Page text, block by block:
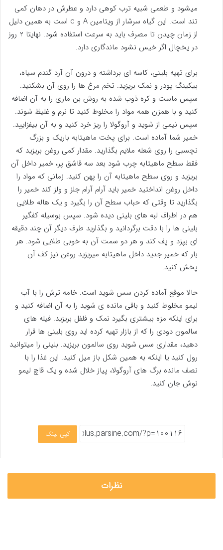
میشود و طعمی شبیه ترب کوهی دارد و عطرش در دهان کمی
تند است. این گیاه سرشار از ویتامین A و c است به همین دلیل
از زمان چیدن تا مصرف باید به سرعت استفاده شود. نهایتا 2 روز
در یخچال اگر خیس نشود ماندگاری دارد.
برای تهیه بلینی، کاسه ای برداشته و درون آن آرد گندم سیاه،
بیکینگ پودر و نمک بریزید. تخم مرغ ها را روی آن بشکنید.
سپس ماست و کره ذوب شده به روش بن ماری را به آن اضافه
کنید و با همزن همه مواد را مخلوط کنید تا نرم و غلیظ شوند.
سپس نیمی از شوید و آروگولا را ریز خرد کنید و به آن بیفزایید.
خمیر شما آماده است. برای پخت ماهیتابه باریک و بزرگ
نچسبی را روی شعله ملایم بگذارید. مقدار کمی روغن بریزید که
فقط سطح ماهیتابه چرب شود بعد سه قاشق پر، خمیر داخل آن
بریزید و روی سطح ماهیتابه آن را پهن کنید. زمانی که مواد را
داخل روغن انداختید خمیر باید آرام آرام جلز و ولز کند خمیر را
بگذارید تا وقتی که حباب سطح آن را بگیرد و یک هاله طلایی
هم در اطراف لبه های بلینی دیده شود. سپس بوسیله کفگیر
بلینی ها را با دقت برگردانید و بگذارید طرف دیگر آن چند دقیقه
ای بپزد و پف کند و هر دو سمت آن به خوبی طلایی شود. هر
بار که خمیر جدید داخل ماهیتابه میریزید روغن نیز کف آن
پخش کنید.
حالا موقع آماده کردن سس شوید است. خامه ترش را با آب
لیمو مخلوط کنید و باقی مانده ی شوید را به آن اضافه کنید و
برای اینکه مزه بیشتری بگیرد نمک و فلفل بریزید. فیله های
سالمون دودی را که از بازار تهیه کرده اید روی بلینی ها قرار
دهید، مقداری سس شوید روی سالمون بریزید. بلینی را میتوانید
رول کنید یا اینکه به همین شکل باز میل کنید. این غذا را با
نصف مانده برگ های آروگولا، پیاز خلال شده و یک قاچ لیمو
نوش جان کنید.
کپی لینک
نظرات